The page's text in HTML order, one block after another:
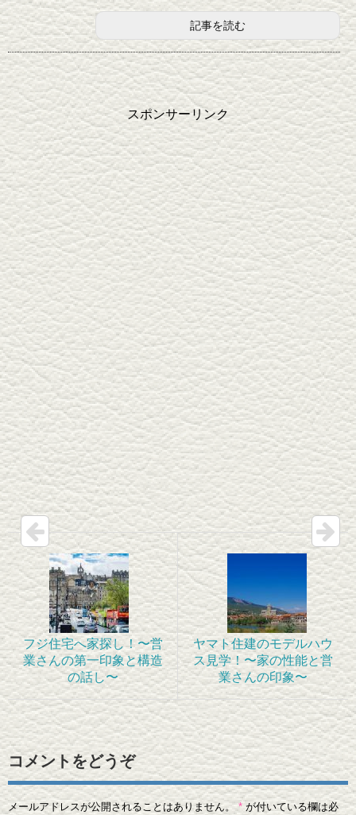
記事を読む
スポンサーリンク
フジ住宅へ家探し！〜営
業さんの第一印象と構造
の話し〜
ヤマト住建のモデルハウ
ス見学！〜家の性能と営
業さんの印象〜
コメントをどうぞ
メールアドレスが公開されることはありません。 * が付いている欄は必